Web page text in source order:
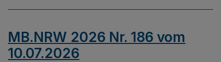
MB.NRW 2026 Nr. 186 vom
10.07.2026